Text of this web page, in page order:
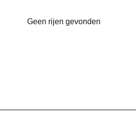
Geen rijen gevonden